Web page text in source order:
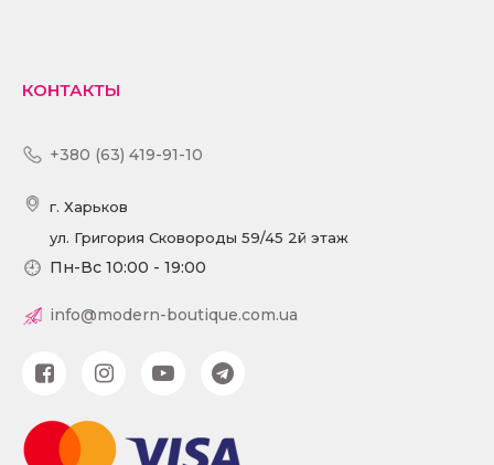
КОНТАКТЫ
+380 (63) 419-91-10
г. Харьков
ул. Григория Сковороды 59/45 2й этаж
Пн-Вс 10:00 - 19:00
info@modern-boutique.com.ua